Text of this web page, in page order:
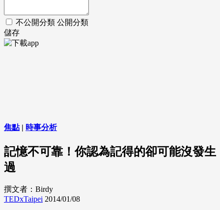
不公開分類 公開分類
儲存
焦點| 時事分析
記憶不可靠！你認為記得的卻可能沒發生
過
撰文者：Birdy
TEDxTaipei 2014/01/08